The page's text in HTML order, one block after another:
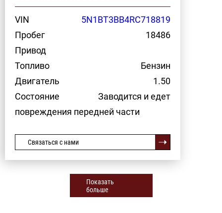
VIN
5N1BT3BB4RC718819
Пробег
18486
Привод
Топливо
Бензин
Двигатель
1.50
Состояние
Заводится и едет
повреждения передней части
Связаться с нами
Показать
больше